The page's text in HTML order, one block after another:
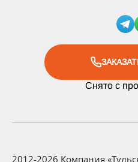
Снято с
2012-2026 Компания